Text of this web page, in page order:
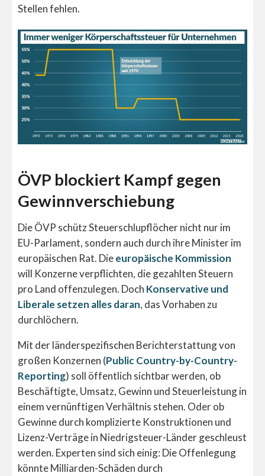
Stellen fehlen.
ÖVP blockiert Kampf gegen
Gewinnverschiebung
Die ÖVP schütz Steuerschlupflöcher nicht nur im
EU-Parlament, sondern auch durch ihre Minister im
europäischen Rat. Dieeuropäische Kommission
will Konzerne verpflichten, die gezahlten Steuern
pro Land offenzulegen. Doch Konservative und
Liberale setzen alles daran, das Vorhaben zu
durchlöchern.
Mit der länderspezifischen Berichterstattung von
großen Konzernen (Public Country-by-Country-
Reporting) soll öffentlich sichtbar werden, ob
Beschäftigte, Umsatz, Gewinn und Steuerleistung in
einem vernünftigen Verhältnis stehen. Oder ob
Gewinne durch komplizierte Konstruktionen und
Lizenz-Verträge in Niedrigsteuer-Länder geschleust
werden. Experten sind sich einig: Die Offenlegung
könnte Milliarden-Schäden durch